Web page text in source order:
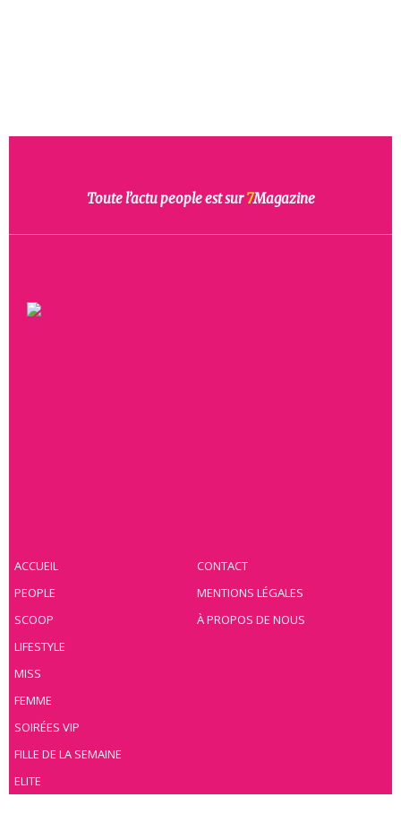
Toute l’actu people est sur7Magazine
ACCUEIL
PEOPLE
SCOOP
LIFESTYLE
MISS
FEMME
SOIRÉES VIP
FILLE DE LA SEMAINE
ELITE
CONTACT
MENTIONS LÉGALES
À PROPOS DE NOUS